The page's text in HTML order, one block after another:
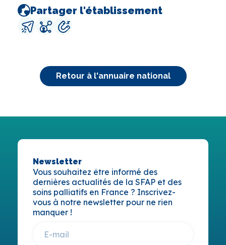
Partager l'établissement
Retour à l'annuaire national
Newsletter
Vous souhaitez être informé des
dernières actualités de la SFAP et des
soins palliatifs en France ? Inscrivez-
vous à notre newsletter pour ne rien
manquer !